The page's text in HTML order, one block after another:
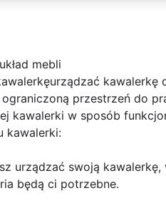
mebli
przestrzeń do
kawalerki w sposób
kawalerki:
urządzać swoją
będą ci potrzebne.